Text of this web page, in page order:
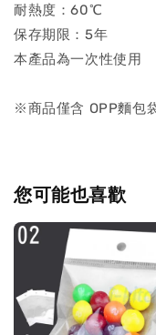
耐熱度：60℃
保存期限：5年
本產品為一次性使用
※商品僅含 OPP麵包
您可能也喜歡